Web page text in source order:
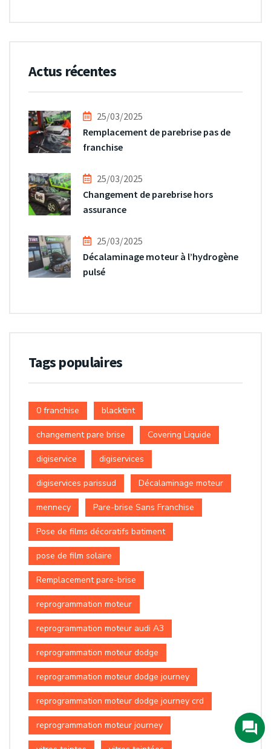
Actus récentes
25/03/2025
Remplacement de parebrise pas de
franchise
25/03/2025
Changement de parebrise hors
assurance
25/03/2025
Décalaminage moteur à l’hydrogène
pulsé
Tags populaires
0 franchise blacktint
changement pare brise Covering Liquide
digiservice digiservices
digiservices parissud Décalaminage moteur
mennecy Pare-brise Sans Franchise
Pose de films décoratifs batiment
pose de film solaire
Remplacement pare-brise
reprogrammation moteur
reprogrammation moteur audi A3
reprogrammation moteur dodge
reprogrammation moteur dodge journey
reprogrammation moteur dodge journey crd
reprogrammation moteur journey